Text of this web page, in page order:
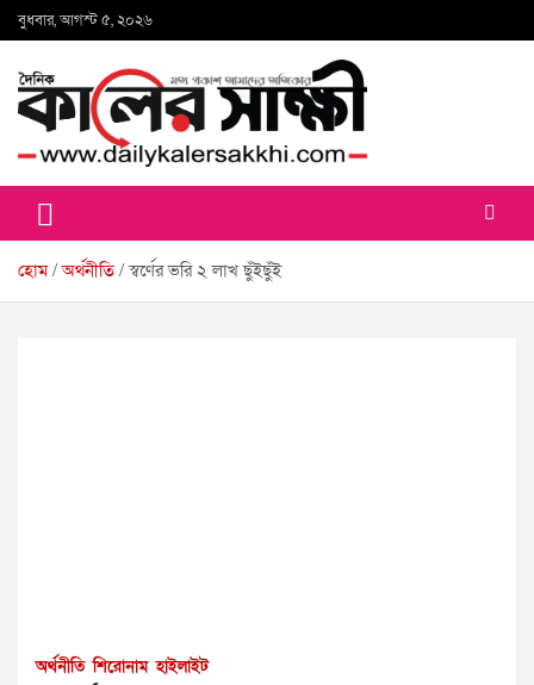
Skip
to
বুধবার, আগস্ট ৫, ২০২৬
কালের সাক্ষী
হোম অর্থনীতি স্বর্ণের ভরি ২ লাখ ছুঁইছুঁই
অর্থনীতি শিরোনাম হাইলাইট